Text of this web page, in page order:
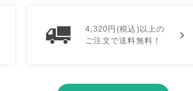
4,320円(税込)以上の
ご注文で送料無料！